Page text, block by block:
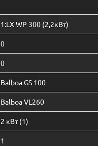
1:LX WP 300 (2,2кВт)
0
0
Balboa GS 100
Balboa VL260
2 кВт (1)
1